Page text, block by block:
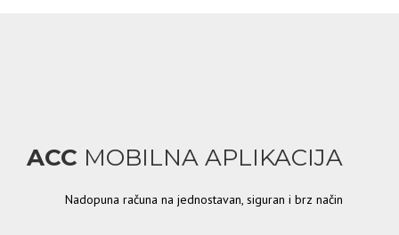
ACC MOBILNA APLIKACIJA
Nadopuna računa na jednostavan, siguran i brz način